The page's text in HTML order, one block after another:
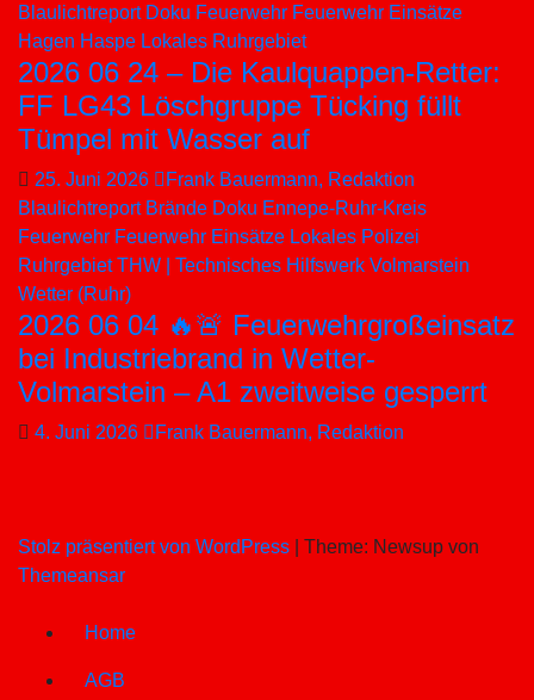
Blaulichtreport Doku Feuerwehr Feuerwehr Einsätze
Hagen Haspe Lokales Ruhrgebiet
2026 06 24 – Die Kaulquappen-Retter:
FF LG43 Löschgruppe Tücking füllt
Tümpel mit Wasser auf
25. Juni 2026
Frank Bauermann, Redaktion
Blaulichtreport Brände Doku Ennepe-Ruhr-Kreis
Feuerwehr Feuerwehr Einsätze Lokales Polizei
RuhrgebietTHW | Technisches Hilfswerk Volmarstein
Wetter (Ruhr)
2026 06 04 🔥🚨 Feuerwehrgroßeinsatz
bei Industriebrand in Wetter-
Volmarstein – A1 zweitweise gesperrt
4. Juni 2026 Frank Bauermann, Redaktion
Stolz präsentiert von WordPress
Theme: Newsup von
Themeansar
Home
AGB